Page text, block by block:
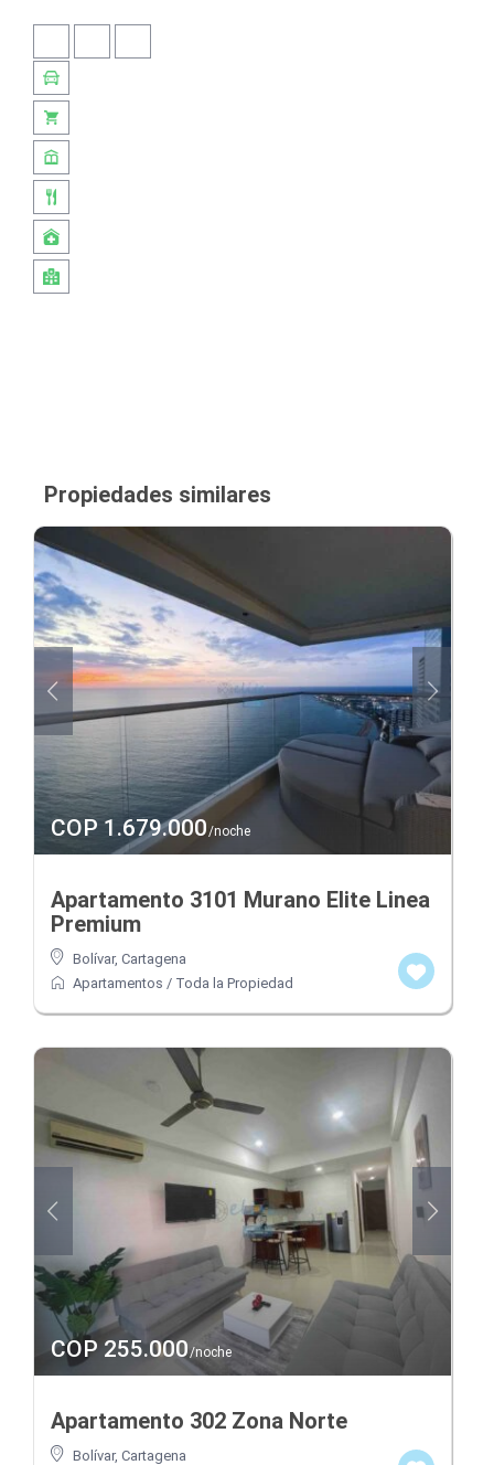
Propiedades similares
COP 1.679.000/noche
Apartamento 3101 Murano Elite Linea
Premium
Bolívar,Cartagena
Apartamentos / Toda la Propiedad
COP 255.000/noche
Apartamento 302 Zona Norte
Bolívar,Cartagena